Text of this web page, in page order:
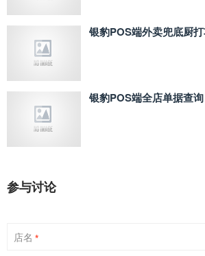
银豹POS端外卖兜底厨
银豹POS端全店单据查询
参与讨论
店名 *